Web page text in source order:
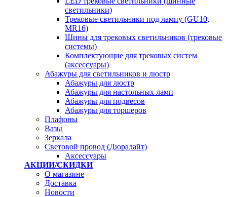
светильники)
Трековые светильники под лампу (GU10,
MR16)
Шины для трековых светильников (трековые
системы)
Комплектующие для трековых систем
(аксессуары)
Абажуры для светильников и люстр
Абажуры для люстр
Абажуры для настольных ламп
Абажуры для подвесов
Абажуры для торшеров
Плафоны
Вазы
Зеркала
Световой провод (Дюралайт)
Аксессуары
АКЦИИ/СКИДКИ
О магазине
Доставка
Новости